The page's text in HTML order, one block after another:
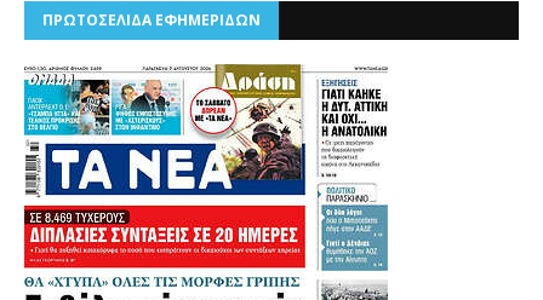
ΠΡΩΤΟΣΕΛΙΔΑ ΕΦΗΜΕΡΙΔΩΝ